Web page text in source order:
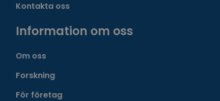
Kontakta oss
Information om oss
Om oss
Forskning
För företag